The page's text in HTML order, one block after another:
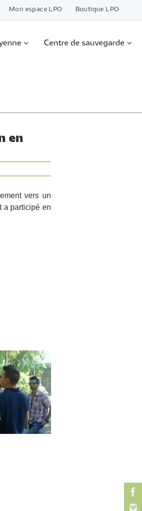
Mon espace LPO Boutique LPO
Centre de sauvegarde
en
vers un
a participé en